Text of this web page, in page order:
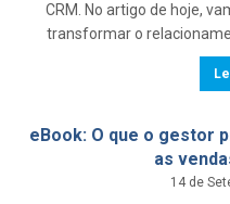
CRM. No artigo de hoje,
transformar o
eBook: O que o gestor
as
14 de